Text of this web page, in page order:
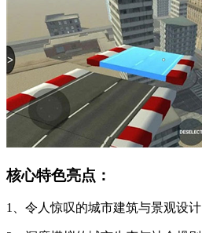
核心特色亮点：
1、令人惊叹的城市建筑与景观设计